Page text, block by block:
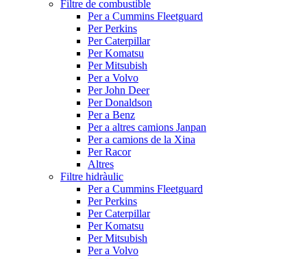
Filtre de combustible
Per a Cummins Fleetguard
Per Perkins
Per Caterpillar
Per Komatsu
Per Mitsubish
Per a Volvo
Per John Deer
Per Donaldson
Per a Benz
Per a altres camions Janpan
Per a camions de la Xina
Per Racor
Altres
Filtre hidràulic
Per a Cummins Fleetguard
Per Perkins
Per Caterpillar
Per Komatsu
Per Mitsubish
Per a Volvo